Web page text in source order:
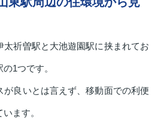
太祈曽駅と大池遊園駅に挟まれてお
1つです。
が良いとは言えず、移動面での利便
ます。